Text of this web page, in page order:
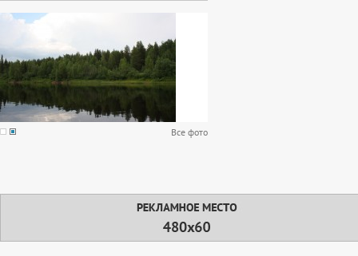
Все фото